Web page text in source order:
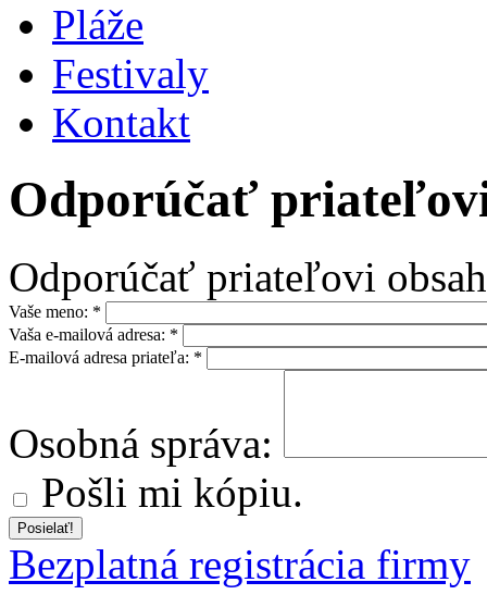
Pláže
Festivaly
Kontakt
Odporúčať
Odporúčať priateľovi
Vaše meno: *
Vaša e-mailová adresa: *
E-mailová adresa priateľa: *
Osobná správa:
Pošli mi kópiu.
Bezplatná registrácia firmy